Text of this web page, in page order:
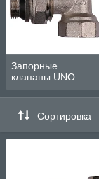
Запорные
клапаны UNO
Сортировка